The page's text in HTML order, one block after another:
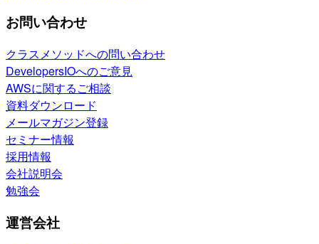
お問い合わせ
クラスメソッドへの問い合わせ
DevelopersIOへのご意見
AWSに関するご相談
資料ダウンロード
メールマガジン登録
セミナー情報
採用情報
会社説明会
勉強会
運営会社